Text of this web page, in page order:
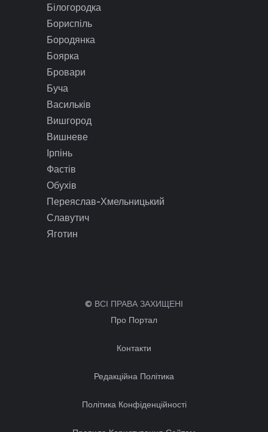
Білогородка
Бориспіль
Бородянка
Боярка
Бровари
Буча
Васильків
Вишгород
Вишневе
Ірпінь
Фастів
Обухів
Переяслав-Хмельницький
Славутич
Яготин
© ВСІ ПРАВА ЗАХИЩЕНІ
Про Портал
Контакти
Редакційна Політика
Політика Конфіденційності